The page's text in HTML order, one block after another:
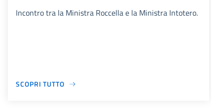
Incontro tra la Ministra Roccella e la Ministra Intotero.
SCOPRI TUTTO